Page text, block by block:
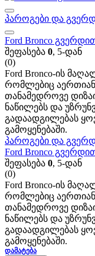
პაროგები და
Ford Bronco
შეფასება 0, 5-დან
(0)
Ford Bronco-ის
რომლებიც
თანამედროვე
ნაწილებს და
გადაადგილებას
გამოყენებაში.
პაროგები და
Ford Bronco
შეფასება 0, 5-დან
(0)
Ford Bronco-ის
რომლებიც
თანამედროვე
ნაწილებს და
გადაადგილებას
გამოყენებაში.
ᲓᲐᲛᲐᲢᲔᲑᲐ